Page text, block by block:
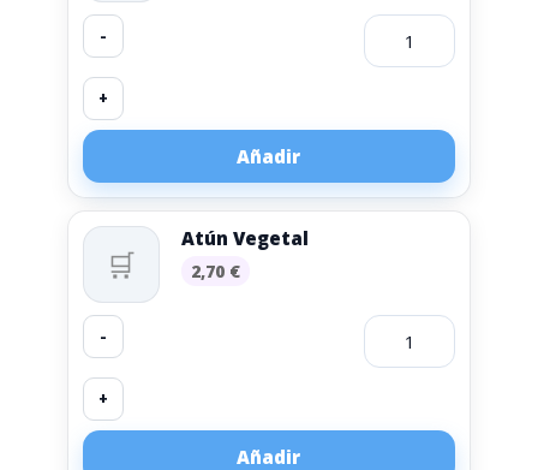
-
+
Añadir
🛒
Atún Vegetal
2,70 €
-
+
Añadir